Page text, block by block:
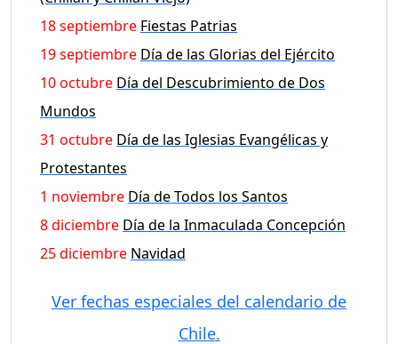
18 septiembre Fiestas Patrias
19 septiembre Día de las Glorias del Ejército
10 octubre Día del Descubrimiento de Dos
Mundos
31 octubre Día de las Iglesias Evangélicas y
Protestantes
1 noviembre Día de Todos los Santos
8 diciembre Día de la Inmaculada Concepción
25 diciembre Navidad
Ver fechas especiales del calendario de
Chile.